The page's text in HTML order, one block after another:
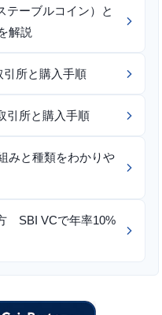
テーブルコイン）と
解説
所と購入手順
引所と購入手順
みと種類をわかりや
SBI VCで年率10%